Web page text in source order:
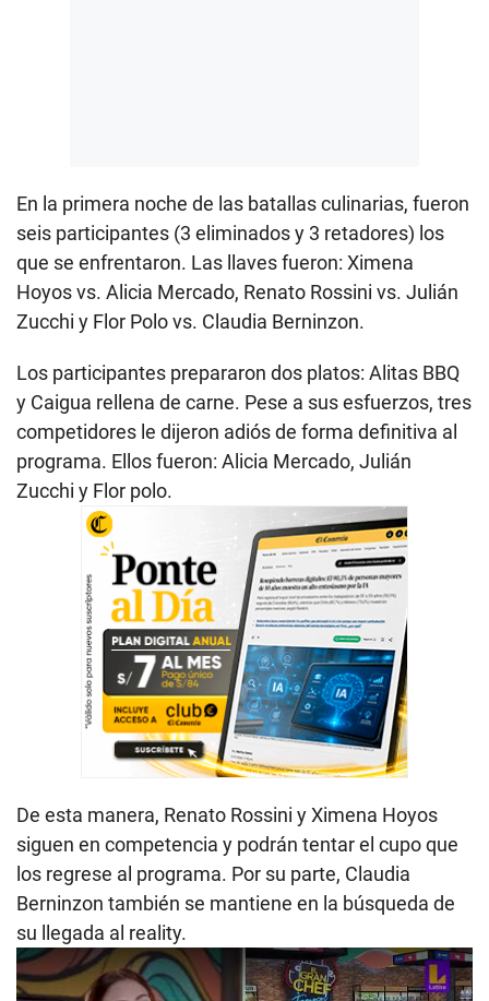
En la primera noche de las batallas culinarias, fueron
seis participantes (3 eliminados y 3 retadores) los
que se enfrentaron. Las llaves fueron: Ximena
Hoyos vs. Alicia Mercado, Renato Rossini vs. Julián
Zucchi y Flor Polo vs. Claudia Berninzon.
Los participantes prepararon dos platos: Alitas BBQ
y Caigua rellena de carne. Pese a sus esfuerzos, tres
competidores le dijeron adiós de forma definitiva al
programa. Ellos fueron: Alicia Mercado, Julián
Zucchi y Flor polo.
De esta manera, Renato Rossini y Ximena Hoyos
siguen en competencia y podrán tentar el cupo que
los regrese al programa. Por su parte, Claudia
Berninzon también se mantiene en la búsqueda de
su llegada al reality.